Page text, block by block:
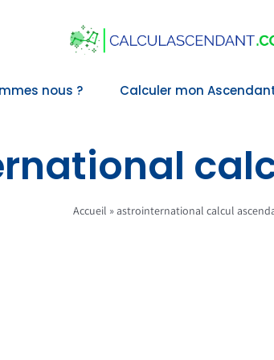
nous ? Calculer mon
Accueil »astrointernational calcul